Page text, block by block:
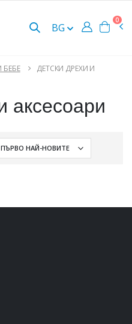
BG
0
ДЕТСКИ ДРЕХИ И
аксесоари